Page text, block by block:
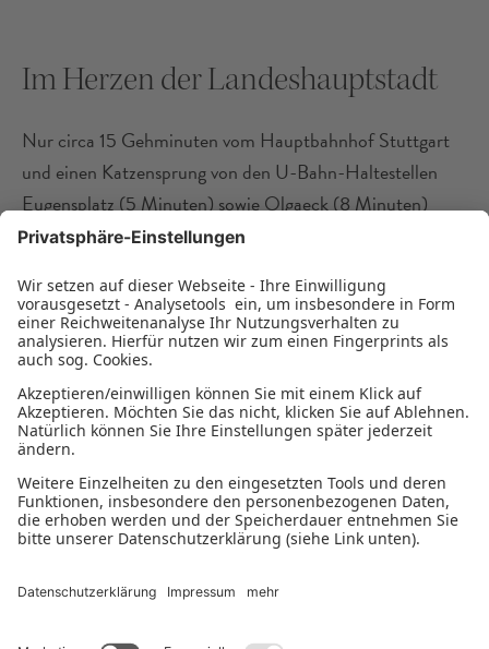
Im Herzen der Landeshauptstadt
Nur circa 15 Gehminuten vom Hauptbahnhof Stuttgart
und einen Katzensprung von den U-Bahn-Haltestellen
Eugensplatz (5 Minuten) sowie Olgaeck (8 Minuten)
entfernt, befindet sich unser Standort. Die zentrale Lage
Feierabend in einem der schönen Restaurants oder Bistros
in der Innenstadt zu verbringen oder Besorgungen zu
erledigen. Oder Sie relaxen in den zahlreichen Parks, die
sich als grüner Gürtel durch die Innenstadt ziehen. Sie
können aber auch ganz einfach den wunderschönen Blick
über Stuttgart aus Ihrem neuen Büro oder unserer
Kantine mit Balkon und der großen Sonnenterrasse
genießen.